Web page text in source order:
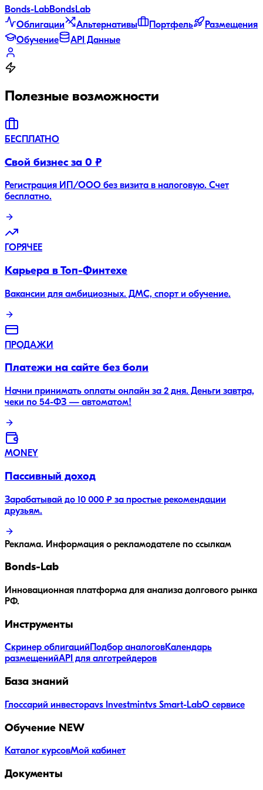
Bonds-LabBondsLab
Облигации
Альтернативы Портфель
Размещения
Обучение
API Данные
Полезные возможности
БЕСПЛАТНО
Свой бизнес за 0 ₽
Регистрация ИП/ООО без визита в налоговую. Счет
бесплатно.
ГОРЯЧЕЕ
Карьера в Топ-Финтехе
Вакансии для амбициозных. ДМС, спорт и обучение.
ПРОДАЖИ
Платежи на сайте без боли
Начни принимать оплаты онлайн за 2 дня. Деньги завтра,
чеки по 54-ФЗ — автоматом!
MONEY
Пассивный доход
Зарабатывай до 10 000 ₽ за простые рекомендации
друзьям.
Реклама. Информация о рекламодателе по ссылкам
Bonds-Lab
Инновационная платформа для анализа долгового рынка
РФ.
Инструменты
Скринер облигацийПодбор аналоговКалендарь
размещенийAPI для алготрейдеров
База знаний
Глоссарий инвестораvs Investmintvs Smart-LabО сервисе
Обучение NEW
Каталог курсовМой кабинет
Документы